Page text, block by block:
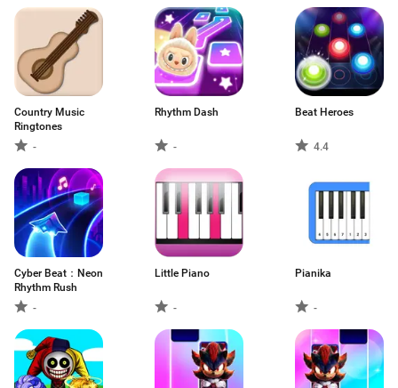
Country Music
Ringtones
-
Rhythm Dash
-
Beat Heroes
4.4
Cyber Beat：Neon
Rhythm Rush
-
Little Piano
-
Pianika
-